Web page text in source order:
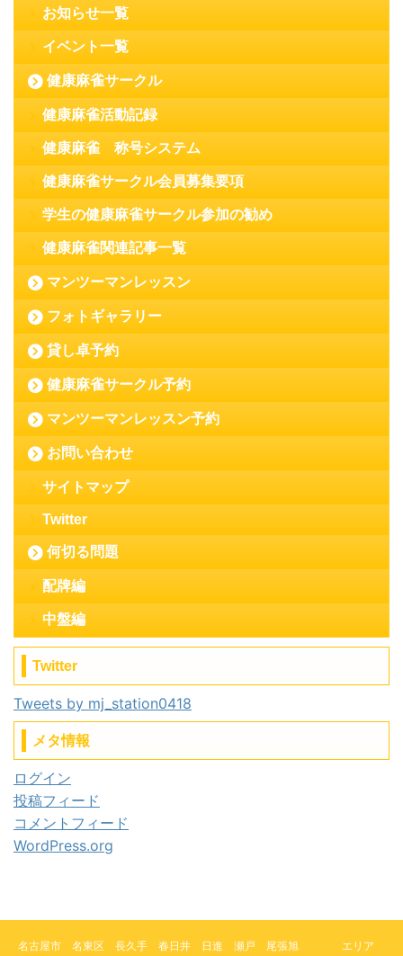
お知らせ一覧
イベント一覧
健康麻雀サークル
健康麻雀活動記録
健康麻雀 称号システム
健康麻雀サークル会員募集要項
学生の健康麻雀サークル参加の勧め
健康麻雀関連記事一覧
マンツーマンレッスン
フォトギャラリー
貸し卓予約
健康麻雀サークル予約
マンツーマンレッスン予約
お問い合わせ
サイトマップ
Twitter
何切る問題
配牌編
中盤編
Twitter
Tweets by mj_station0418
メタ情報
ログイン
投稿フィード
コメントフィード
WordPress.org
名古屋市 名東区 長久手 春日井 日進 瀬戸 尾張旭 エリア